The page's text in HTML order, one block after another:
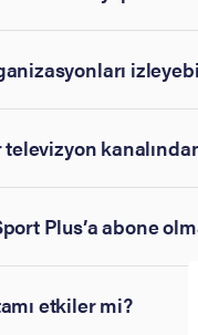
televizyon
Plus’a abone
etkiler mi?